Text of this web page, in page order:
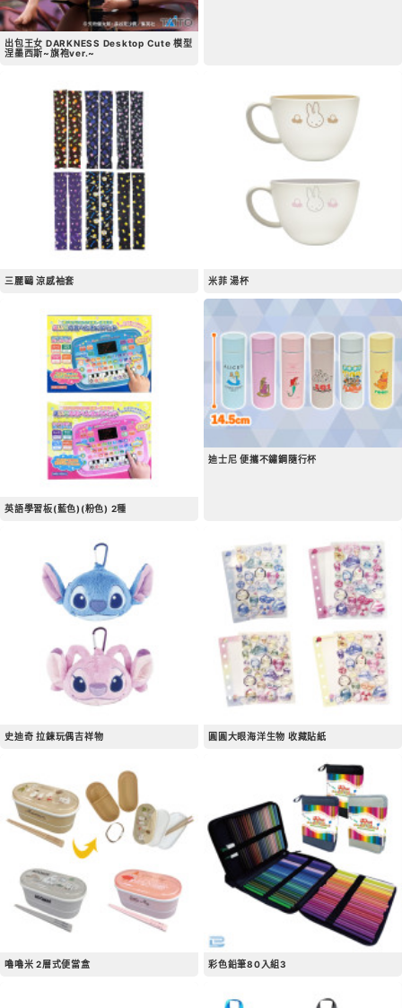
出包王女 DARKNESS Desktop Cute 模型
涅墨西斯~旗袍ver.~
三麗鷗 涼感袖套 米菲 湯杯
英語學習板(藍色)(粉色) 2種
迪士尼 便攜不鏽鋼隨行杯
史迪奇 拉鍊玩偶吉祥物 圓圓大眼海洋生物 收藏貼紙
嚕嚕米 2層式便當盒 彩色鉛筆80入組3